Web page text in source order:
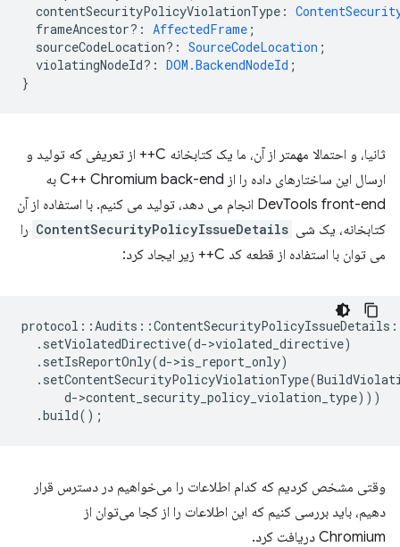
contentSecurityPolicyViolationType :
frameAncestor? : AffectedFrame ;
sourceCodeLocation? : SourceCodeLocation ;
violatingNodeId? : DOM.BackendNodeId ;
}
ثانیا، و احتمالا مهمتر از آن، ما یک کتابخانه C++ از تعریفی که تولید و
ارسال این ساختارهای داده را از C++ Chromium back-end به
DevTools front-end انجام می دهد، تولید می کنیم. با استفاده از آن
کتابخانه، یک شی ContentSecurityPolicyIssueDetails را
می توان با استفاده از قطعه کد C++ زیر ایجاد کرد:
protocol ::Audits ::ContentSecurityPolicyIssueDetails
. setViolatedDirective(d->violated_directive)
. setIsReportOnly(d->is_report_only)
. setContentSecurityPolicyViolationType(
d->content_security_policy_violation_type)))
.build();
وقتی مشخص کردیم که کدام اطلاعات را می‌خواهیم در دسترس قرار
دهیم، باید بررسی کنیم که این اطلاعات را از کجا می‌توان از
Chromium دریافت کرد.